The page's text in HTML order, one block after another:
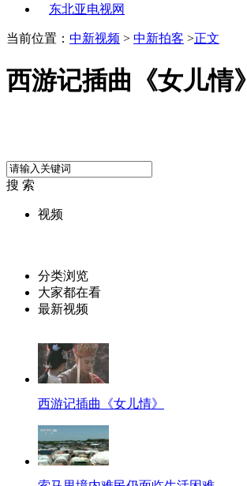
东北亚电视网
当前位置： 中新视频 > 中新拍客 >正文
西游记插曲《女儿情》
搜 索
视频
分类浏览
大家都在看
最新视频
西游记插曲《女儿情》